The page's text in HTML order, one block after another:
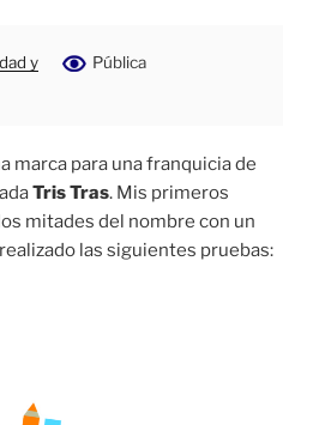
y
Pública
marca para una franquicia de
Tris Tras. Mis primeros
mitades del nombre con un
las siguientes pruebas: